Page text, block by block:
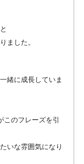
ました。
緒に成長していま
のフレーズを引
いな雰囲気になり